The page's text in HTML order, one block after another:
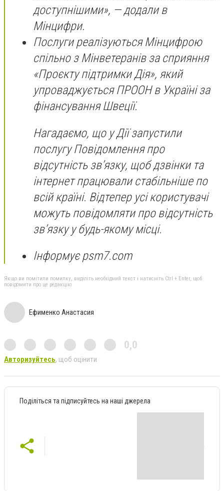
доступнішими», — додали в
Мінцифри.
Послуги реалізуються Мінцифрою
спільно з Мінветеранів за сприяння
«Проєкту підтримки Дія», який
упроваджується ПРООН в Україні за
фінансування Швеції.
Нагадаємо, що у Дії запустили
послугу Повідомлення про
відсутність звʼязку, щоб дзвінки та
інтернет працювали стабільніше по
всій країні. Відтепер усі користувачі
можуть повідомляти про відсутність
звʼязку у будь-якому місці.
Інформуєpsm7.com
Якщо ви помітили помилку, виділіть необхідний текст і натисніть Ctrl + Enter, щоб
повідомити про це редакцію
Ефименко Анастасия
0,0
Авторизуйтесь, щоб оцінити
Поділіться та підписуйтесь на наші джерела